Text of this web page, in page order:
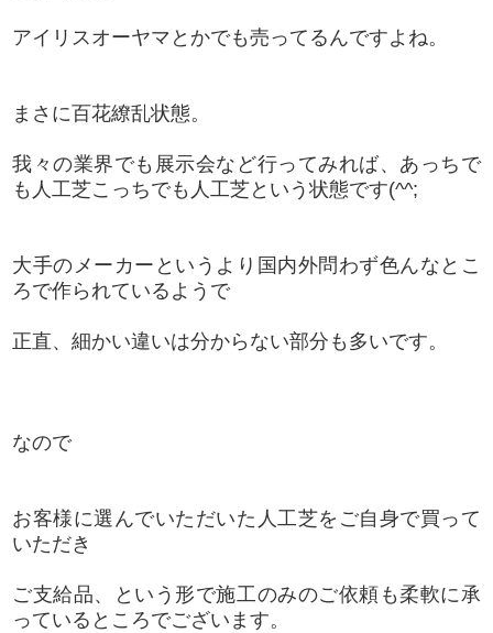
アイリスオーヤマとかでも売ってるんですよね。
まさに百花繚乱状態。
我々の業界でも展示会など行ってみれば、あっちで
も人工芝こっちでも人工芝という状態です(^^;
大手のメーカーというより国内外問わず色んなとこ
ろで作られているようで
正直、細かい違いは分からない部分も多いです。
なので
お客様に選んでいただいた人工芝をご自身で買って
いただき
ご支給品、という形で施工のみのご依頼も柔軟に承
っているところでございます。